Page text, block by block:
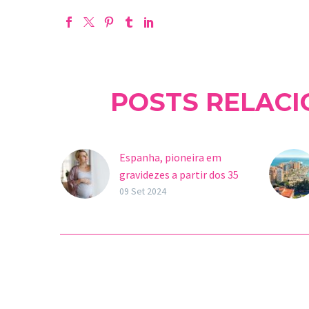
POSTS
Espanha, pioneira em
gravidezes a partir dos 35
anos
09 Set 2024